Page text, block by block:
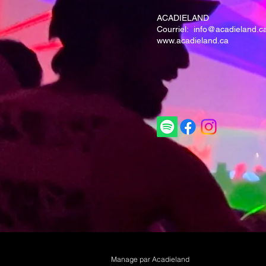
ACADIELAND
Courriel:
www.acadieland.ca
Manage par Acadieland